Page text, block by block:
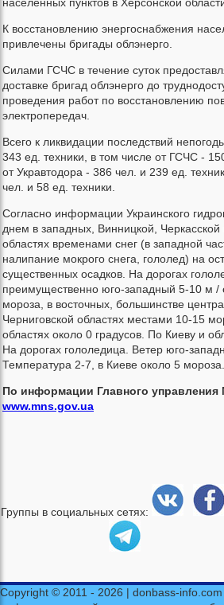
К восстановлению энергоснабжения
привлечены бригады облэнерго.
Силами ГСЧС в течение суток
доставке бригад облэнерго до
проведения работ по восстановлению
электропередач.
Всего к ликвидации последствий
343 ед. техники, в том числе от ГСЧС -
от Укравтодора - 386 чел. и 239 ед.
чел. и 58 ед. техники.
Согласно информации Украинского
днем в западных, Винницкой, Черкасской
областях временами снег (в западной
налипание мокрого снега, гололед) на
существенных осадков. На дорогах
преимущественно юго-западный 5-10 м /
мороза, в восточных, большинстве
Черниговской областях местами 10-15
областях около 0 градусов. По Киеву и
На дорогах гололедица. Ветер юго-
Температура 2-7, в Киеве около 5 мороза.
По информации Главного
www.mns.gov.ua
Группы в социальных сетях:
Copyright © 2011 - 2026 | donbass-